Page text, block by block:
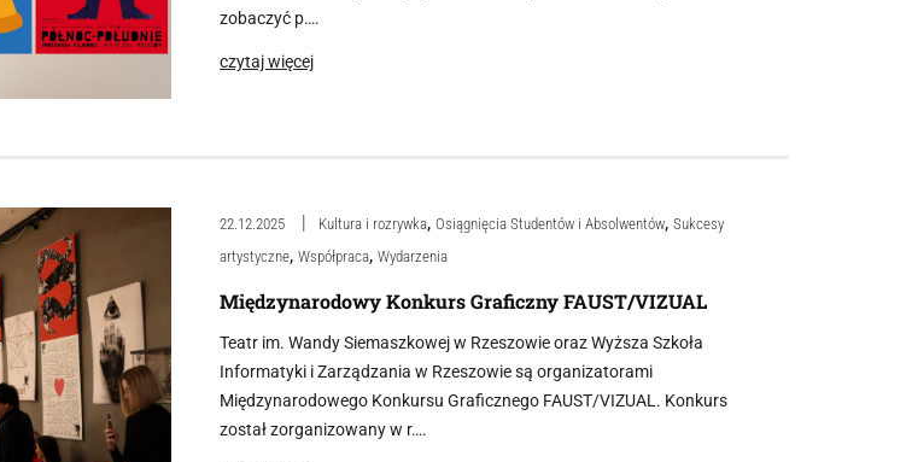
zobaczyć p….
czytaj więcej
22.12.2025 Kultura i rozrywka,Osiągnięcia Studentów i Absolwentów,Sukcesy
artystyczne,Współpraca,Wydarzenia
Międzynarodowy Konkurs Graficzny FAUST/VIZUAL
Teatr im. Wandy Siemaszkowej w Rzeszowie oraz Wyższa Szkoła
Informatyki i Zarządzania w Rzeszowie są organizatorami
Międzynarodowego Konkursu Graficznego FAUST/VIZUAL. Konkurs
został zorganizowany w r….